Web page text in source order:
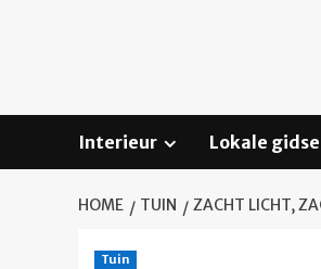
Interieur Lokale
HOME TUIN ZACHT LICHT,
Tuin